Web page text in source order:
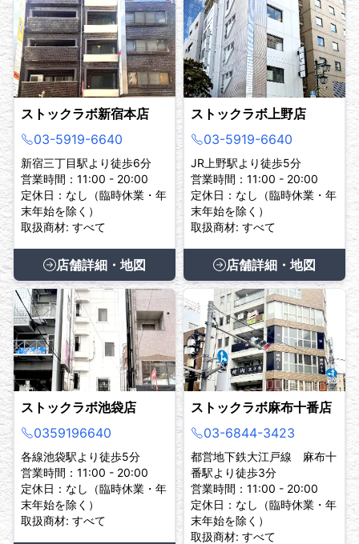
ストックラボ新宿本店
03-5919-6640
新宿三丁目駅より徒歩6分
営業時間：11:00 - 20:00
定休日：なし（臨時休業・年
末年始を除く）
取扱商材: すべて
店舗詳細・地図
ストックラボ上野店
03-5919-6640
JR上野駅より徒歩5分
営業時間：11:00 - 20:00
定休日：なし（臨時休業・年
末年始を除く）
取扱商材: すべて
店舗詳細・地図
ストックラボ池袋店
0359196640
各線池袋駅より徒歩5分
営業時間：11:00 - 20:00
定休日：なし（臨時休業・年
末年始を除く）
取扱商材: すべて
ストックラボ麻布十番店
03-6844-3423
都営地下鉄大江戸線 麻布十
番駅より徒歩3分
営業時間：11:00 - 20:00
定休日：なし（臨時休業・年
末年始を除く）
取扱商材: すべて